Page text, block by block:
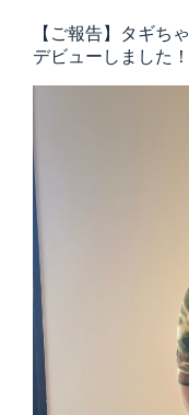
【ご報告】タギち
デビューしました！